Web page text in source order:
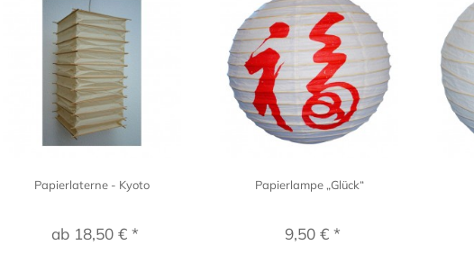
Papierlaterne - Kyoto
ab 18,50 € *
Papierlampe „Glück“
9,50 € *